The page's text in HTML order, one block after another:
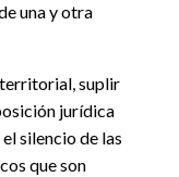
una y otra
suplir
jurídica
silencio de las
que son